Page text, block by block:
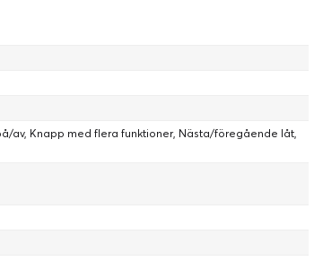
av, Knapp med flera funktioner, Nästa/föregående låt,